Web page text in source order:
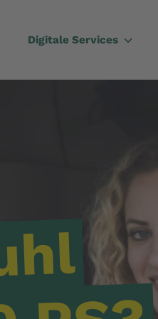
Digitale Services